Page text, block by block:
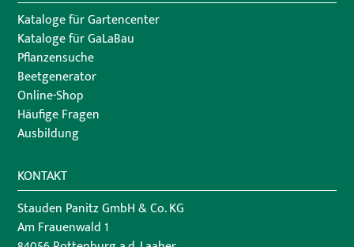
Kataloge für Gartencenter
Kataloge für GaLaBau
Pflanzensuche
Beetgenerator
Online-Shop
Häufige Fragen
Ausbildung
KONTAKT
Stauden Panitz GmbH & Co. KG
Am Frauenwald 1